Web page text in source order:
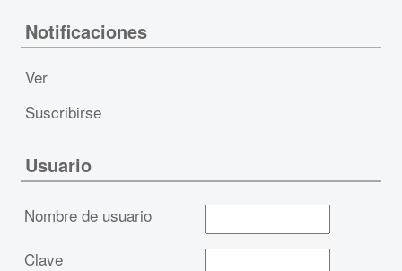
Notificaciones
Ver
Suscribirse
Usuario
Nombre de usuario
Clave